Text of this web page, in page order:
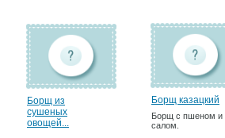
Борщ из
сушеных
овощей...
Борщ казацкий
Борщ с пшеном и
салом.